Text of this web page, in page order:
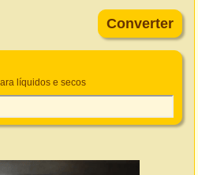
líquidos e secos